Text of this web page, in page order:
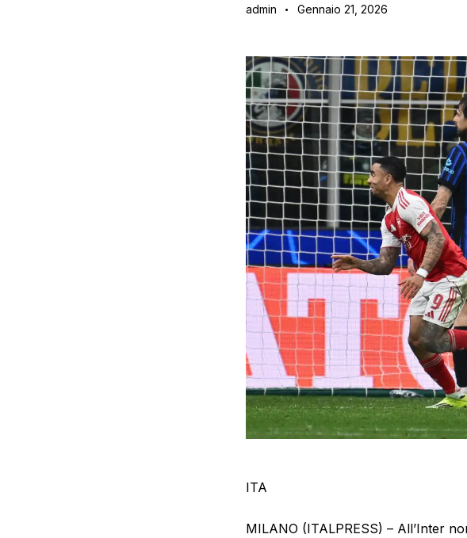
admin Gennaio 21, 2026
ITA
MILANO (ITALPRESS) – All’Inter